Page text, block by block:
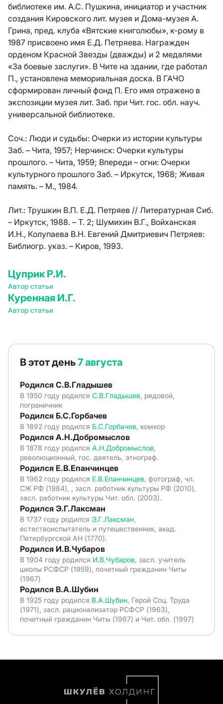
библиотеке им. А.С. Пушкина, инициатор и участник
создания Кировского лит. музея и Дома-музея А.
Грина, пред. клуба «Вятские книголюбы», к-рому в
1987 присвоено имя Е.Д. Петряева. Награжден
орденом Красной Звезды (дважды) и 2 медалями
«За боевые заслуги». В Чите на здании, где работал
П., установлена мемориальная доска. В ГАЧО
сформирован личный фонд П. Его имя отражено в
экспозиции музея лит. Заб. при Чит. гос. обл. науч.
универсальной библиотеке.
Соч.: Люди и судьбы: Очерки из истории культуры
Заб. – Чита, 1957; Нерчинск: Очерки культуры
прошлого. – Чита, 1959; Впереди – огни: Очерки
культурного прошлого Заб. – Иркутск, 1968; Живая
память. – М., 1984.
Лит.: Трушкин В.П. Е.Д. Петряев // Литературная Сиб.
– Иркутск, 1988. – Т. 2; Шумихин В.Г., Войханская
И.Н., Колупаева В.Н. Евгений Дмитриевич Петряев:
Библиогр. указ. – Киров, 1993.
Цуприк Р.И.
Автор статьи
Куренная И.Г.
Автор статьи
В этот день7 августа
Родился С.В.Гладышев
В 1950 году родился С.В.Гладышев , рядовой,
пограничник
Родился Б.С.Горбачев
В 1892 году родился Б.С.Горбачев , комкор
Родился А.Н.Добромыслов
В 1878 году родился А.Н.Добромыслов
революционный, гос. деятель, этнограф.
Родился Е.В.Епанчинцев
В 1962 году родился Е.В.Епанчинцев , фотограф, чл.
СЖ РФ (1984), , засл. работник культуры РФ (2010),
засл. работник культуры Чит. обл. (2003).
Родился Э.Г.Лаксман
В 1737 году родился Э.Г.Лаксман
естествоиспытатель и путешественник, акад.
Петербургской АН (1770).
Родился И.В.Чубаров
В 1904 году родился И.В.Чубаров , засл. учитель
школы РСФСР (1959), почетный гражданин Читы
(1967)
Родился В.А.Шубин
В 1925 году родился В.А.Шубин , Герой Соц. Труда
(1971), засл. рационализатор РСФСР (1963),
почетный гражданин Читы (1967) и Чит. обл. (1997)